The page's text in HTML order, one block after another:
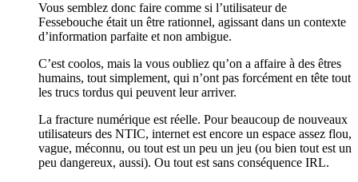
Vous semblez donc faire comme si l’utilisateur de
Fessebouche était un être rationnel, agissant dans un contexte
d’information parfaite et non ambigue.
C’est coolos, mais la vous oubliez qu’on a affaire à des êtres
humains, tout simplement, qui n’ont pas forcément en tête tout
les trucs tordus qui peuvent leur arriver.
La fracture numérique est réelle. Pour beaucoup de nouveaux
utilisateurs des NTIC, internet est encore un espace assez flou,
vague, méconnu, ou tout est un peu un jeu (ou bien tout est un
peu dangereux, aussi). Ou tout est sans conséquence IRL.